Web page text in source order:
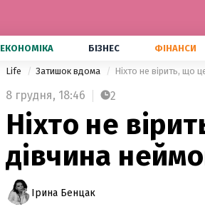
ЕКОНОМІКА БІЗНЕС ФІНАНСИ
Life Затишок вдома Ніхто не вірить, що
8 грудня, 18:46 2
Ніхто не
дівчина
Ірина Бенцак